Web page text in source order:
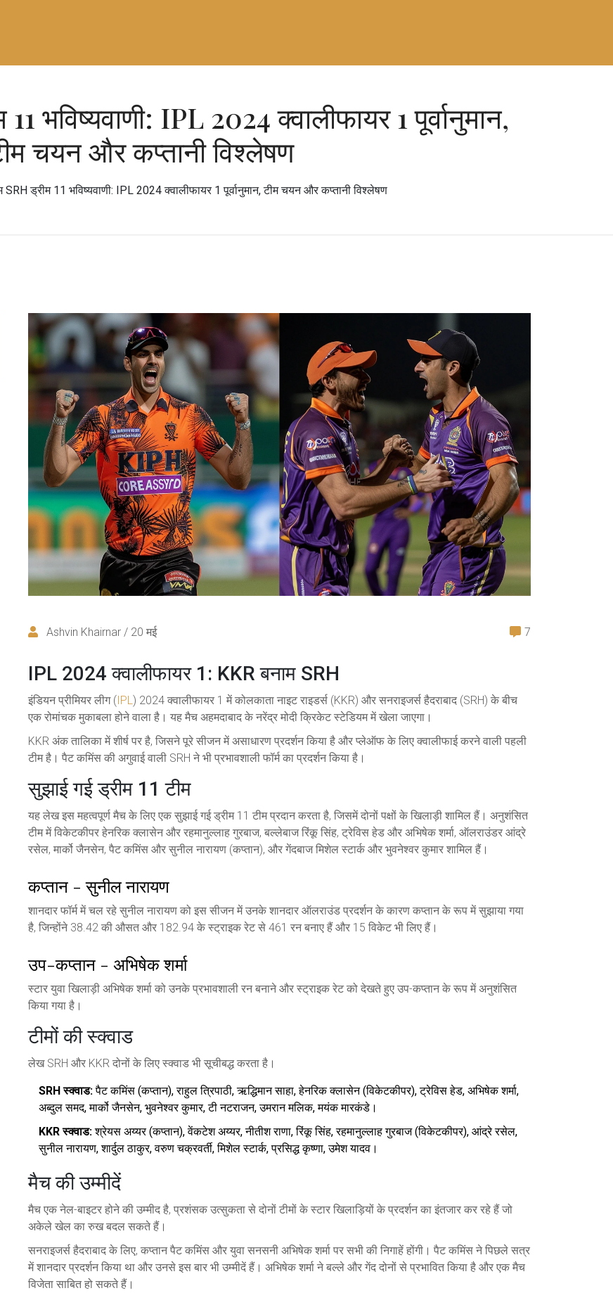
भविष्यवाणी: IPL 2024 क्वालीफायर 1 पूर्वानुमान,
चयन और कप्तानी विश्लेषण
SRH ड्रीम 11 भविष्यवाणी: IPL 2024 क्वालीफायर 1 पूर्वानुमान, टीम चयन और कप्तानी विश्लेषण
Ashvin Khairnar / 20 मई 7
IPL 2024 क्वालीफायर 1: KKR बनाम SRH
इंडियन प्रीमियर लीग (IPL) 2024 क्वालीफायर 1 में कोलकाता नाइट राइडर्स (KKR) और सनराइजर्स हैदराबाद (SRH) के बीच
एक रोमांचक मुकाबला होने वाला है। यह मैच अहमदाबाद के नरेंद्र मोदी क्रिकेट स्टेडियम में खेला जाएगा।
KKR अंक तालिका में शीर्ष पर है, जिसने पूरे सीजन में असाधारण प्रदर्शन किया है और प्लेऑफ के लिए क्वालीफाई करने वाली पहली
टीम है। पैट कमिंस की अगुवाई वाली SRH ने भी प्रभावशाली फॉर्म का प्रदर्शन किया है।
सुझाई गई ड्रीम 11 टीम
यह लेख इस महत्वपूर्ण मैच के लिए एक सुझाई गई ड्रीम 11 टीम प्रदान करता है, जिसमें दोनों पक्षों के खिलाड़ी शामिल हैं। अनुशंसित
टीम में विकेटकीपर हेनरिक क्लासेन और रहमानुल्लाह गुरबाज, बल्लेबाज रिंकू सिंह, ट्रेविस हेड और अभिषेक शर्मा, ऑलराउंडर आंद्रे
रसेल, मार्को जैनसेन, पैट कमिंस और सुनील नारायण (कप्तान), और गेंदबाज मिशेल स्टार्क और भुवनेश्वर कुमार शामिल हैं।
कप्तान - सुनील नारायण
शानदार फॉर्म में चल रहे सुनील नारायण को इस सीजन में उनके शानदार ऑलराउंड प्रदर्शन के कारण कप्तान के रूप में सुझाया गया
है, जिन्होंने 38.42 की औसत और 182.94 के स्ट्राइक रेट से 461 रन बनाए हैं और 15 विकेट भी लिए हैं।
उप-कप्तान - अभिषेक शर्मा
स्टार युवा खिलाड़ी अभिषेक शर्मा को उनके प्रभावशाली रन बनाने और स्ट्राइक रेट को देखते हुए उप-कप्तान के रूप में अनुशंसित
किया गया है।
टीमों की स्क्वाड
लेख SRH और KKR दोनों के लिए स्क्वाड भी सूचीबद्ध करता है।
SRH स्क्वाड:पैट कमिंस (कप्तान), राहुल त्रिपाठी, ऋद्धिमान साहा, हेनरिक क्लासेन (विकेटकीपर), ट्रेविस हेड, अभिषेक शर्मा,
अब्दुल समद, मार्को जैनसेन, भुवनेश्वर कुमार, टी नटराजन, उमरान मलिक, मयंक मारकंडे।
KKR स्क्वाड:श्रेयस अय्यर (कप्तान), वेंकटेश अय्यर, नीतीश राणा, रिंकू सिंह, रहमानुल्लाह गुरबाज (विकेटकीपर), आंद्रे रसेल,
सुनील नारायण, शार्दुल ठाकुर, वरुण चक्रवर्ती, मिशेल स्टार्क, प्रसिद्ध कृष्णा, उमेश यादव।
मैच की उम्मीदें
मैच एक नेल-बाइटर होने की उम्मीद है, प्रशंसक उत्सुकता से दोनों टीमों के स्टार खिलाड़ियों के प्रदर्शन का इंतजार कर रहे हैं जो
अकेले खेल का रुख बदल सकते हैं।
सनराइजर्स हैदराबाद के लिए, कप्तान पैट कमिंस और युवा सनसनी अभिषेक शर्मा पर सभी की निगाहें होंगी। पैट कमिंस ने पिछले सत्र
में शानदार प्रदर्शन किया था और उनसे इस बार भी उम्मीदें हैं। अभिषेक शर्मा ने बल्ले और गेंद दोनों से प्रभावित किया है और एक मैच
विजेता साबित हो सकते हैं।